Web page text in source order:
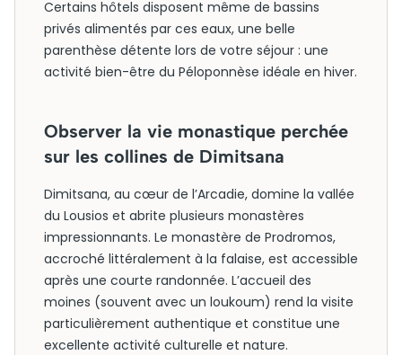
Certains hôtels disposent même de bassins
privés alimentés par ces eaux, une belle
parenthèse détente lors de votre séjour : une
activité bien-être du Péloponnèse idéale en hiver.
Observer la vie monastique perchée
sur les collines de Dimitsana
Dimitsana, au cœur de l’Arcadie, domine la vallée
du Lousios et abrite plusieurs monastères
impressionnants. Le monastère de Prodromos,
accroché littéralement à la falaise, est accessible
après une courte randonnée. L’accueil des
moines (souvent avec un loukoum) rend la visite
particulièrement authentique et constitue une
excellente activité culturelle et nature.